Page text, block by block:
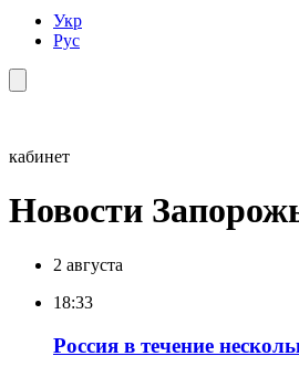
Укр
Рус
кабинет
Новости
2 августа
18:33
Россия в течение